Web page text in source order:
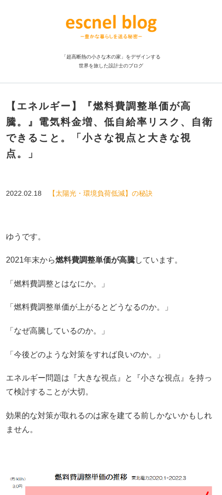
「超高断熱の小さな木の家」をデザインする
世界を旅した設計士のブログ
【エネルギー】『燃料費調整単価が高
騰。』電気料金増、低自給率リスク、自衛
できること。「小さな視点と大きな視
点。」
2022.02.18 【太陽光・環境負荷低減】の秘訣
ゆうです。
2021年末から燃料費調整単価が高騰しています。
「燃料費調整とはなにか。」
「燃料費調整単価が上がるとどうなるのか。」
「なぜ高騰しているのか。」
「今後どのような対策をすれば良いのか。」
エネルギー問題は『大きな視点』と『小さな視点』を持っ
て検討することが大切。
効果的な対策が取れるのは家を建てる前しかないかもしれ
ません。